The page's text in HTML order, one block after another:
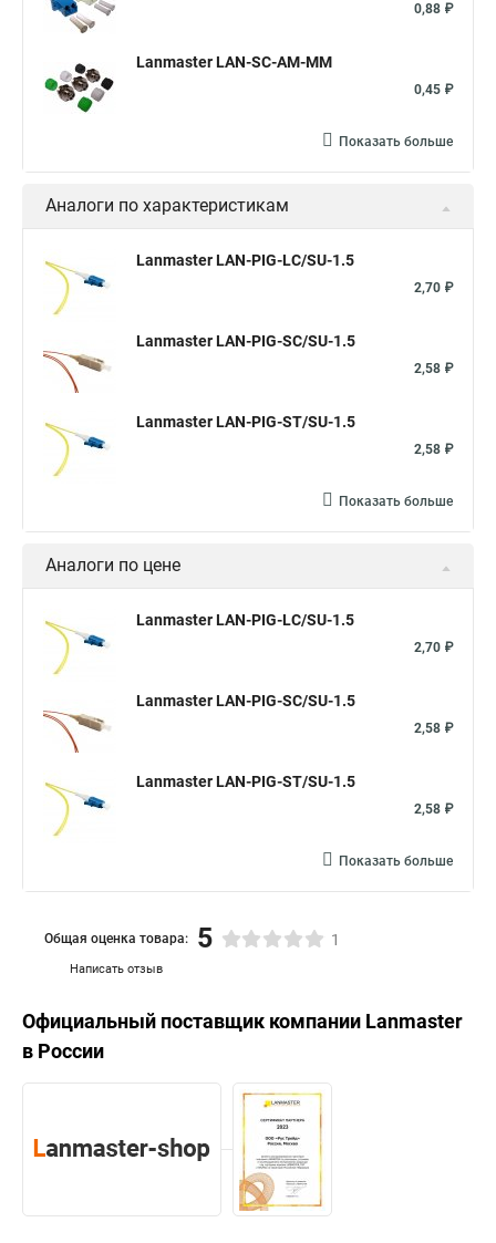
0,88 ₽
Lanmaster LAN-SC-AM-MM
0,45 ₽
Показать больше
Аналоги по характеристикам
Lanmaster LAN-PIG-LC/SU-1.5
2,70 ₽
Lanmaster LAN-PIG-SC/SU-1.5
2,58 ₽
Lanmaster LAN-PIG-ST/SU-1.5
2,58 ₽
Показать больше
Аналоги по цене
Lanmaster LAN-PIG-LC/SU-1.5
2,70 ₽
Lanmaster LAN-PIG-SC/SU-1.5
2,58 ₽
Lanmaster LAN-PIG-ST/SU-1.5
2,58 ₽
Показать больше
Написать отзыв
Общая оценка товара: 5 1
Официальный поставщик компании Lanmaster
в России